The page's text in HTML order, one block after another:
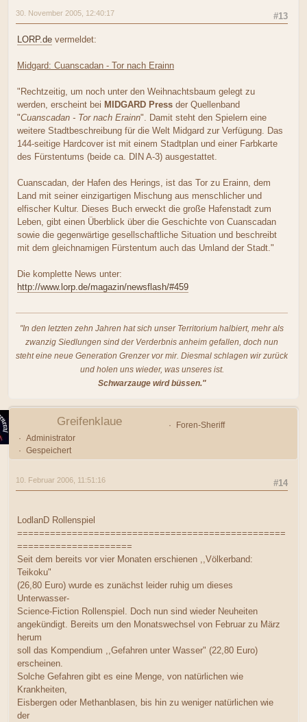
#13
30. November 2005, 12:40:17
LORP.de vermeldet:
Midgard: Cuanscadan - Tor nach Erainn
"Rechtzeitig, um noch unter den Weihnachtsbaum gelegt zu
werden, erscheint bei MIDGARD Press der Quellenband
"Cuanscadan - Tor nach Erainn". Damit steht den Spielern eine
weitere Stadtbeschreibung für die Welt Midgard zur Verfügung. Das
144-seitige Hardcover ist mit einem Stadtplan und einer Farbkarte
des Fürstentums (beide ca. DIN A-3) ausgestattet.
Cuanscadan, der Hafen des Herings, ist das Tor zu Erainn, dem
Land mit seiner einzigartigen Mischung aus menschlicher und
elfischer Kultur. Dieses Buch erweckt die große Hafenstadt zum
Leben, gibt einen Überblick über die Geschichte von Cuanscadan
sowie die gegenwärtige gesellschaftliche Situation und beschreibt
mit dem gleichnamigen Fürstentum auch das Umland der Stadt."
Die komplette News unter:
http://www.lorp.de/magazin/newsflash/#459
"In den letzten zehn Jahren hat sich unser Territorium halbiert, mehr als
zwanzig Siedlungen sind der Verderbnis anheim gefallen, doch nun
steht eine neue Generation Grenzer vor mir. Diesmal schlagen wir zurück
und holen uns wieder, was unseres ist.
Schwarzauge wird büssen."
Greifenklaue
Foren-Sheriff
Administrator
Gespeichert
#14
10. Februar 2006, 11:51:16
LodlanD Rollenspiel
=================================================
=====================
Seit dem bereits vor vier Monaten erschienen ,,Völkerband:
Teikoku"
(26,80 Euro) wurde es zunächst leider ruhig um dieses
Unterwasser-
Science-Fiction Rollenspiel. Doch nun sind wieder Neuheiten
angekündigt. Bereits um den Monatswechsel von Februar zu März
herum
soll das Kompendium ,,Gefahren unter Wasser" (22,80 Euro)
erscheinen.
Solche Gefahren gibt es eine Menge, von natürlichen wie
Krankheiten,
Eisbergen oder Methanblasen, bis hin zu weniger natürlichen wie
der